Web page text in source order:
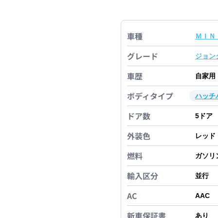
車種 ＭＩＮ
グレード ジョン
車歴 自家用
ボディタイプ ハッチ
ドア数 5 ドア
外装色 レッド
燃料 ガソリ
輸入区分 並行
AC AAC
新車保証書 あり